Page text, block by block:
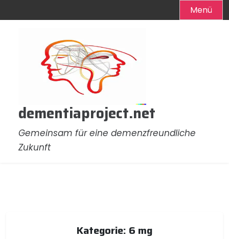
Menü
dementiaproject.net
Gemeinsam für eine demenzfreundliche
Zukunft
Kategorie: 6 mg